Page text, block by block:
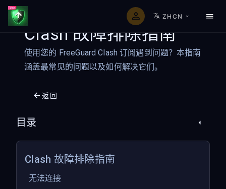
ZHCN
Clash 故障排除指南
使用您的 FreeGuard Clash 订阅遇到问题？本指南
涵盖最常见的问题以及如何解决它们。
返回
目录
Clash 故障排除指南
无法连接